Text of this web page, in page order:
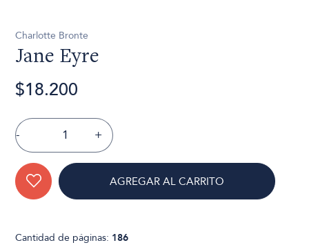
Charlotte Bronte
Jane Eyre
$18.200
- +
AGREGAR AL CARRITO
Cantidad de páginas: 186